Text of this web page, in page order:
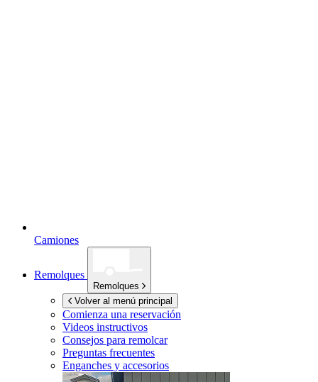
Camiones
Remolques
Remolques
Volver al menú principal
Comienza una reservación
Videos instructivos
Consejos para remolcar
Preguntas frecuentes
Enganches y accesorios